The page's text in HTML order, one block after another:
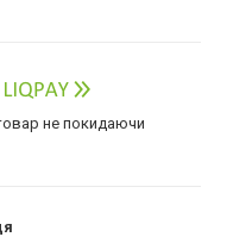
не покидаючи